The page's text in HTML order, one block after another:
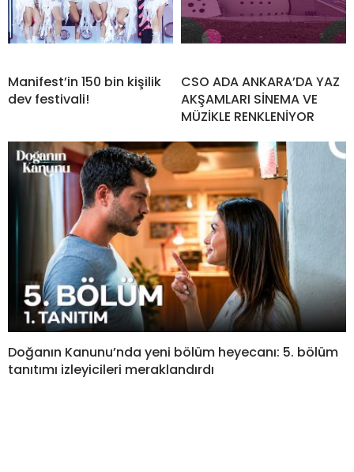
Manifest’in 150 bin kişilik
dev festivali!
CSO ADA ANKARA’DA YAZ
AKŞAMLARI SİNEMA VE
MÜZİKLE RENKLENİYOR
Doğanın Kanunu’nda yeni bölüm heyecanı: 5. bölüm
tanıtımı izleyicileri meraklandırdı